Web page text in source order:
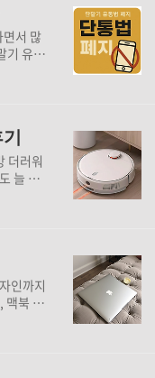
아머
로, 여
사용법
땐 손
사용
면서 많
기 유통
치는
려고
. 이 법
면서 여
비자에
요.단
에
더러워
늘 청
고 삶
에 이
제품
아서
요🖤
메라
인까지
맥북 프
나은
같네